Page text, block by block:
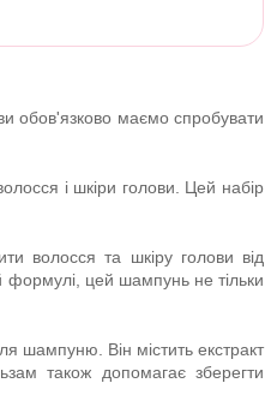
обов'язково маємо спробувати
і шкіри голови. Цей набір
волосся та шкіру голови від
формулі, цей шампунь не тільки
шампуню. Він містить екстракт
також допомагає зберегти